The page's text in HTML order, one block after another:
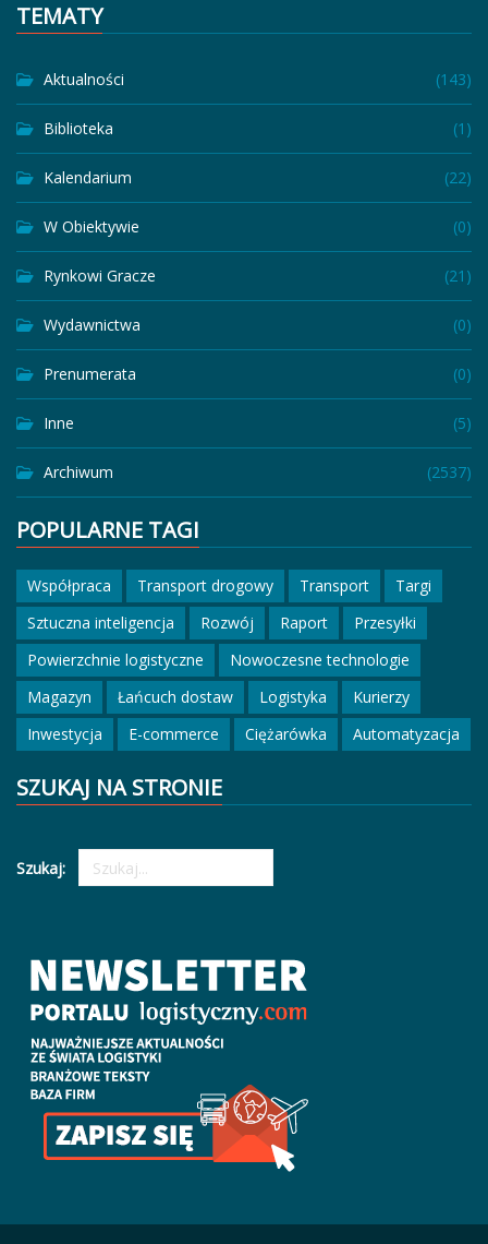
TEMATY
Aktualności (143)
Biblioteka (1)
Kalendarium (22)
W Obiektywie (0)
Rynkowi Gracze (21)
Wydawnictwa (0)
Prenumerata (0)
Inne (5)
Archiwum (2537)
POPULARNE TAGI
Współpraca Transport drogowy Transport
Targi
Sztuczna inteligencja
Rozwój Raport
Przesyłki
Powierzchnie logistyczne
Nowoczesne technologie
Magazyn
Łańcuch dostaw Logistyka
Kurierzy
Inwestycja
E-commerce Ciężarówka Automatyzacja
SZUKAJ NA STRONIE
Szukaj: